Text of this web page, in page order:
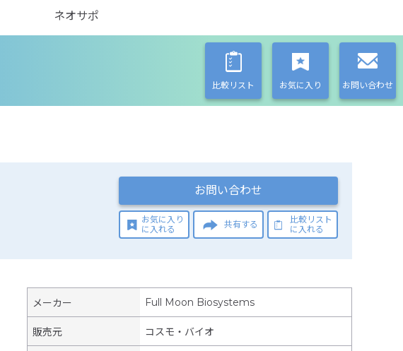
ネオサポ
比較リスト お気に入り お問い合わせ
お問い合わせ
お気に入り
に入れる
共有する
比較リスト
に入れる
メーカー Full Moon Biosystems
販売元 コスモ・バイオ